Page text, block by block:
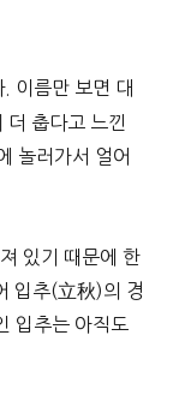
이름만 보면 대
더 춥다고 느낀
놀러가서 얼어
있기 때문에 한
입추(立秋)의 경
입추는 아직도